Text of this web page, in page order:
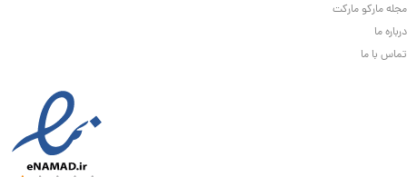
مجله مارکو مارکت
درباره ما
تماس با ما